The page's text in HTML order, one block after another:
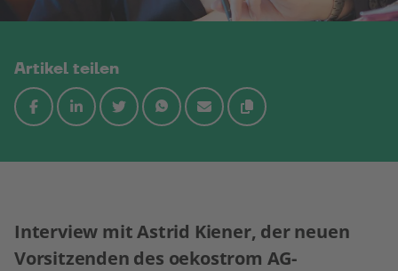
Artikel teilen
Interview mit Astrid Kiener, der neuen
Vorsitzenden des oekostrom AG-